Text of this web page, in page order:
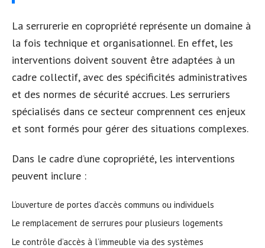
La serrurerie en copropriété représente un domaine à
la fois technique et organisationnel. En effet, les
interventions doivent souvent être adaptées à un
cadre collectif, avec des spécificités administratives
et des normes de sécurité accrues. Les serruriers
spécialisés dans ce secteur comprennent ces enjeux
et sont formés pour gérer des situations complexes.
Dans le cadre d’une copropriété, les interventions
peuvent inclure :
L’ouverture de portes d’accès communs ou individuels
Le remplacement de serrures pour plusieurs logements
Le contrôle d’accès à l’immeuble via des systèmes